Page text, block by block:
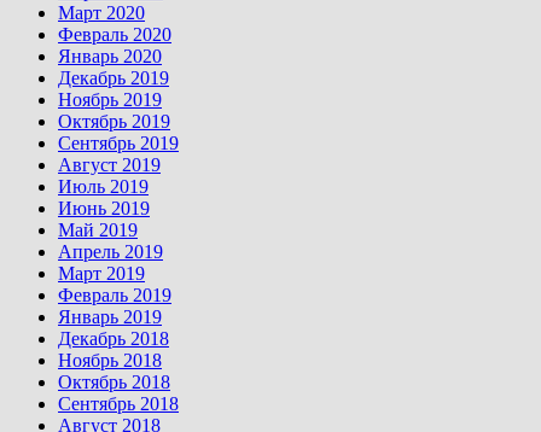
Март 2020
Февраль 2020
Январь 2020
Декабрь 2019
Ноябрь 2019
Октябрь 2019
Сентябрь 2019
Август 2019
Июль 2019
Июнь 2019
Май 2019
Апрель 2019
Март 2019
Февраль 2019
Январь 2019
Декабрь 2018
Ноябрь 2018
Октябрь 2018
Сентябрь 2018
Август 2018